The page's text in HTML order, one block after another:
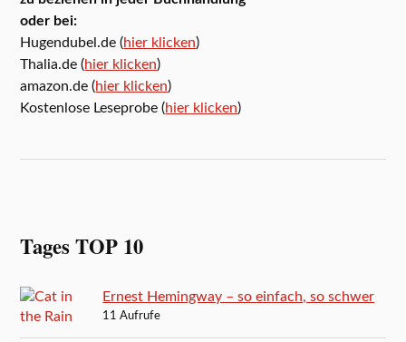
oder bei:
Hugendubel.de (hier klicken)
Thalia.de (hier klicken)
amazon.de (hier klicken)
Kostenlose Leseprobe (hier klicken)
Tages TOP 10
Ernest Hemingway – so einfach, so schwer
11 Aufrufe